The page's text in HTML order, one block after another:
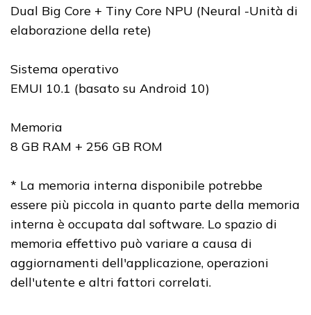
Dual Big Core + Tiny Core NPU (Neural -Unità di
elaborazione della rete)
Sistema operativo
EMUI 10.1 (basato su Android 10)
Memoria
8 GB RAM + 256 GB ROM
* La memoria interna disponibile potrebbe
essere più piccola in quanto parte della memoria
interna è occupata dal software. Lo spazio di
memoria effettivo può variare a causa di
aggiornamenti dell'applicazione, operazioni
dell'utente e altri fattori correlati.